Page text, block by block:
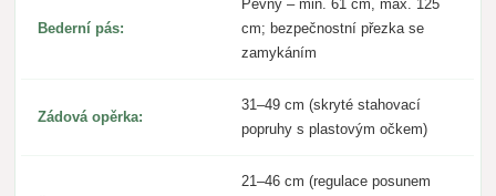
Bederní pás:
Pevný – min. 61 cm, max. 125
cm; bezpečnostní přezka se
zamykáním
Zádová opěrka:
31–49 cm (skryté stahovací
popruhy s plastovým očkem)
21–46 cm (regulace posunem